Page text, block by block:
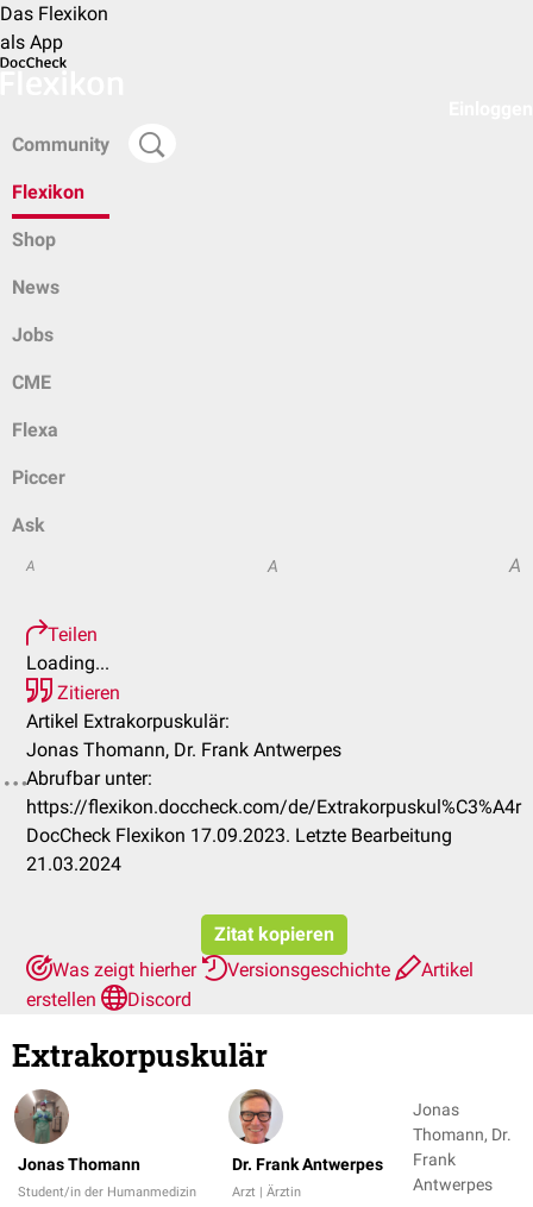
Das Flexikon
als App
Community
Flexikon
Shop
News
Jobs
CME
Flexa
Piccer
Ask
A A A
Teilen
Loading...
Zitieren
Artikel Extrakorpuskulär:
Jonas Thomann, Dr. Frank Antwerpes
Abrufbar unter:
https://flexikon.doccheck.com/de/Extrakorpuskul%C3%A4r
DocCheck Flexikon 17.09.2023. Letzte Bearbeitung
21.03.2024
Zitat kopieren
Was zeigt hierher
Versionsgeschichte
Artikel
erstellen
Discord
Extrakorpuskulär
Jonas Thomann
Student/in der Humanmedizin
Dr. Frank Antwerpes
Arzt | Ärztin
Jonas
Thomann, Dr.
Frank
Antwerpes